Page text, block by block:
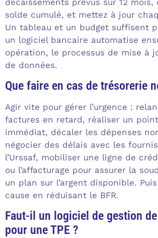
solde cumulé, et mettez à jour
Un tableau et un budget suffisent
un logiciel bancaire automatise
opération, le processus de mise à
de données.
Que faire en cas de trésorerie
Agir vite pour gérer l’urgence :
factures en retard, réaliser un
immédiat, décaler les dépenses
négocier des délais avec les
l’Urssaf, mobiliser une ligne de
ou l’affacturage pour assurer la
un plan sur l’argent disponible.
cause en réduisant le BFR.
Faut-il un logiciel de gestion
pour une TPE ?